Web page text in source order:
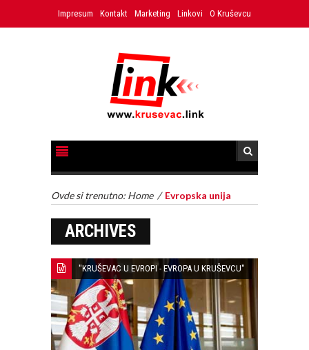
Impresum Kontakt Marketing Linkovi O Kruševcu
Ovde si trenutno: Home / Evropska unija
ARCHIVES
"KRUŠEVAC U EVROPI - EVROPA U KRUŠEVCU"